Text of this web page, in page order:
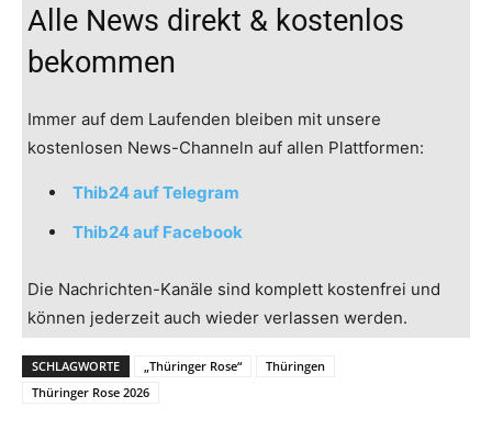
Alle News direkt & kostenlos
bekommen
Immer auf dem Laufenden bleiben mit unsere
kostenlosen News-Channeln auf allen Plattformen:
Thib24 auf Telegram
Thib24 auf Facebook
Die Nachrichten-Kanäle sind komplett kostenfrei und
können jederzeit auch wieder verlassen werden.
SCHLAGWORTE „Thüringer Rose“
Thüringen
Thüringer Rose 2026